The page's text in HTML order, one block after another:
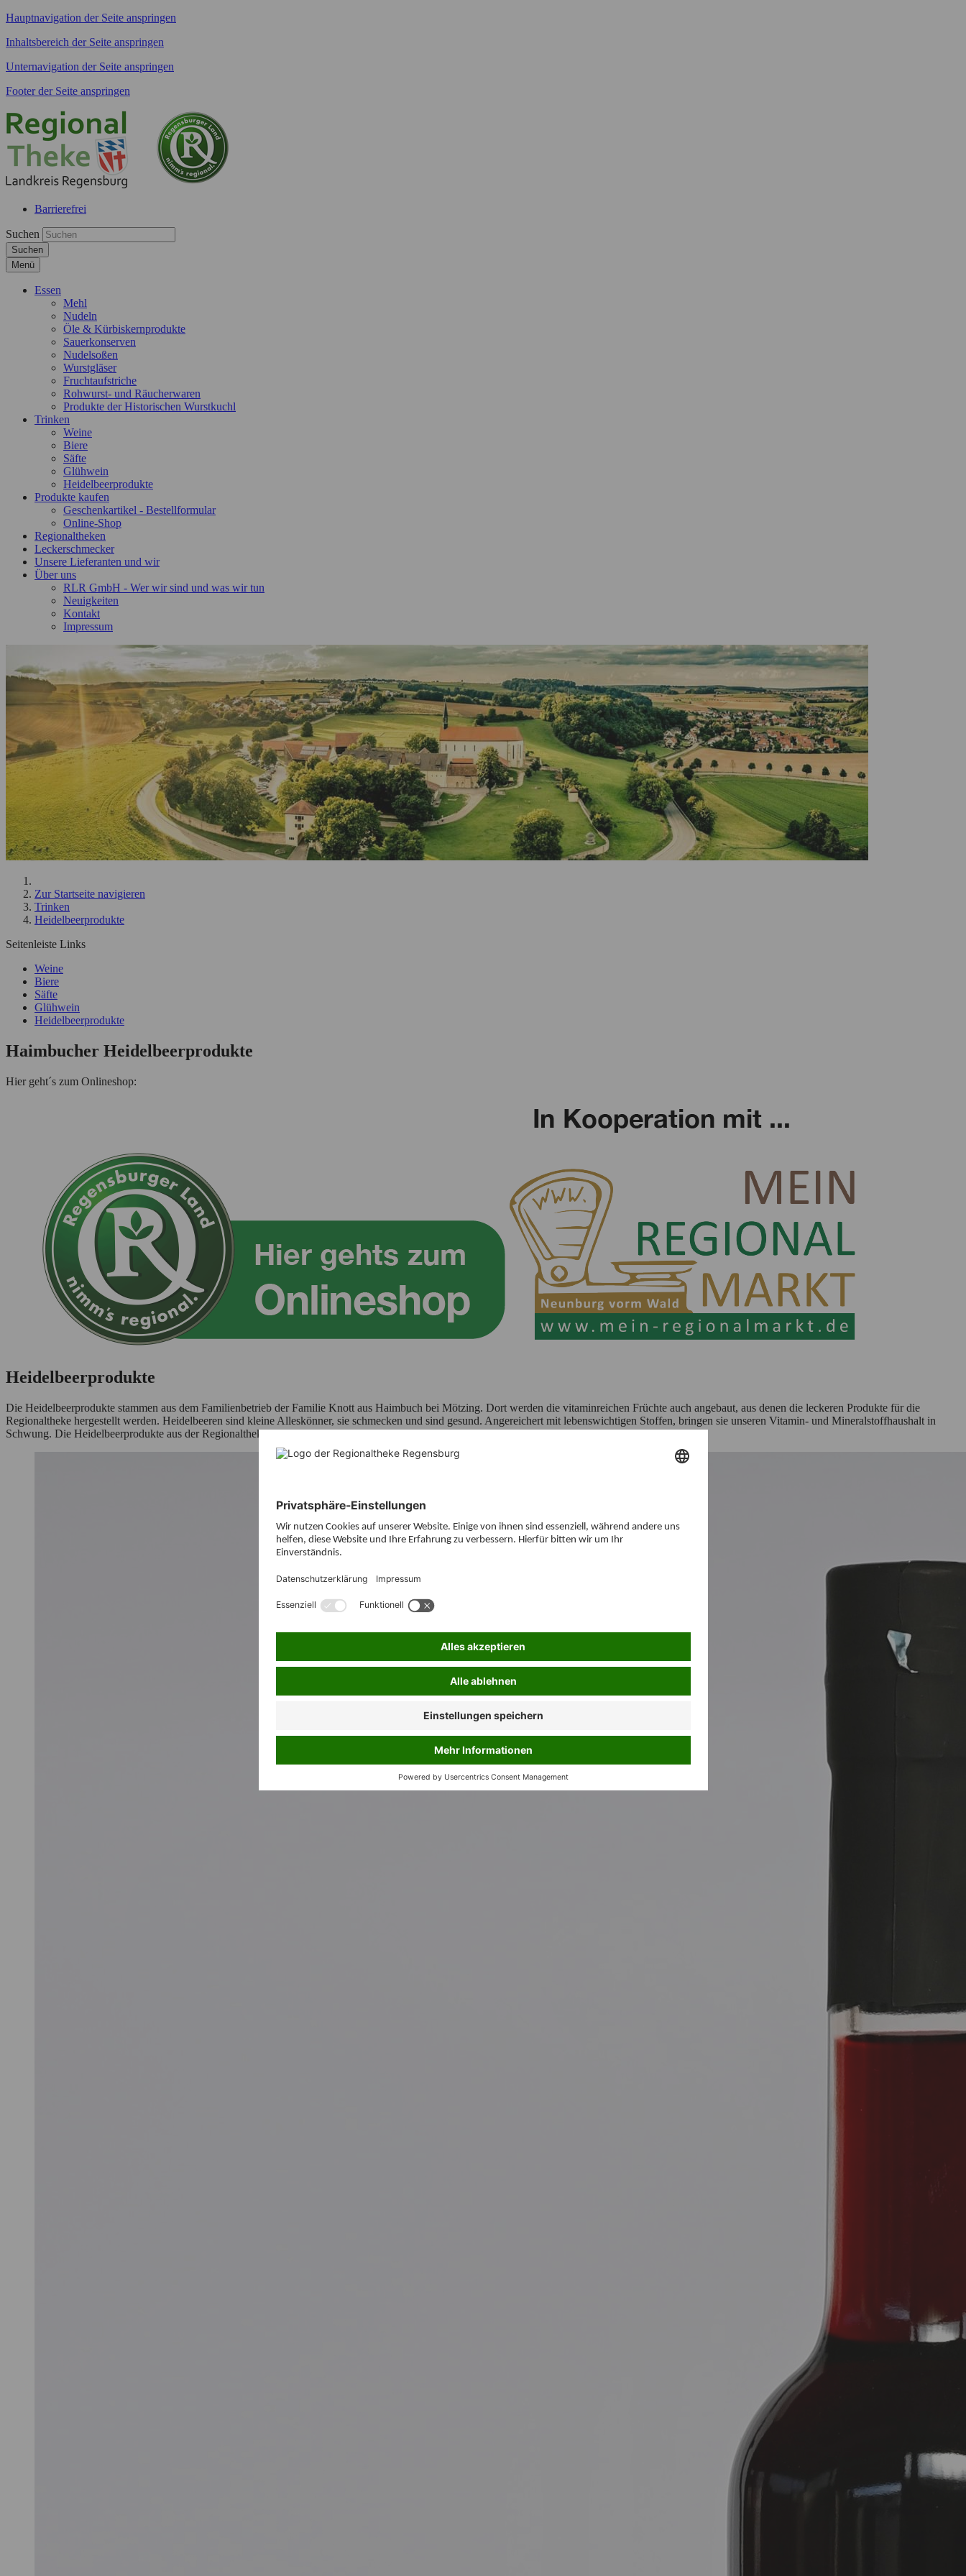
Hauptnavigation der Seite anspringen
Inhaltsbereich der Seite anspringen
Unternavigation der Seite anspringen
Footer der Seite anspringen
Barrierefrei
Suchen
Suchen
Menü
Essen
Mehl
Nudeln
Öle & Kürbiskernprodukte
Sauerkonserven
Nudelsoßen
Wurstgläser
Fruchtaufstriche
Rohwurst- und Räucherwaren
Produkte der Historischen Wurstkuchl
Trinken
Weine
Biere
Säfte
Glühwein
Heidelbeerprodukte
Produkte kaufen
Geschenkartikel - Bestellformular
Online-Shop
Regionaltheken
Leckerschmecker
Unsere Lieferanten und wir
Über uns
RLR GmbH - Wer wir sind und was wir tun
Neuigkeiten
Kontakt
Impressum
Zur Startseite navigieren
Trinken
Heidelbeerprodukte
Seitenleiste Links
Weine
Biere
Säfte
Glühwein
Heidelbeerprodukte
Haimbucher Heidelbeerprodukte
Hier geht´s zum Onlineshop:
Heidelbeerprodukte
Die Heidelbeerprodukte stammen aus dem Familienbetrieb der Familie Knott aus Haimbuch bei Mötzing. Dort werden die vitaminreichen Früchte auch angebaut, aus denen die leckeren Produkte für die
Regionaltheke hergestellt werden. Heidelbeeren sind kleine Alleskönner, sie schmecken und sind gesund. Angereichert mit lebenswichtigen Stoffen, bringen sie unseren Vitamin- und Mineralstoffhaushalt in
Schwung. Die Heidelbeerprodukte aus der Regionaltheke sind sowohl zum selber Trinken als auch als Geschenk sehr beliebt.